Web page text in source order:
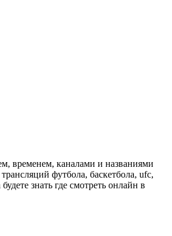
временем, каналами и названиями
футбола, баскетбола, ufc,
знать где смотреть онлайн в